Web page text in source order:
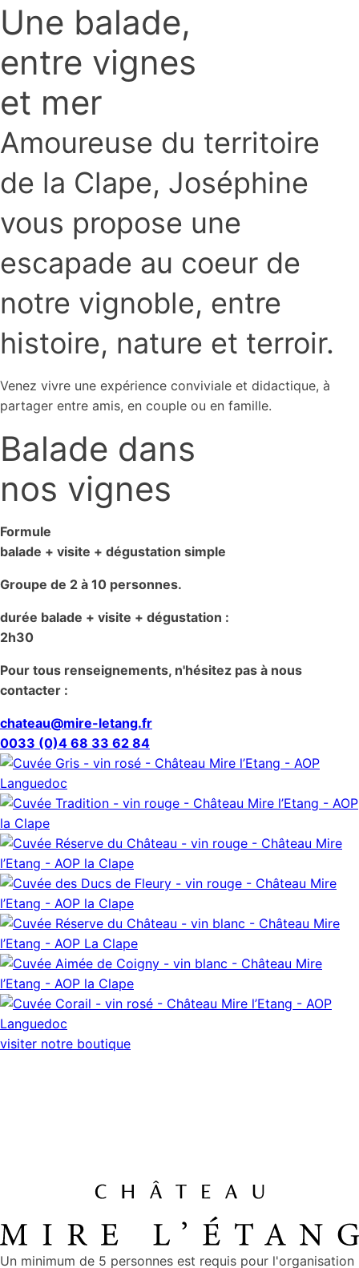
Une balade,
entre vignes
et mer
Amoureuse du territoire
de la Clape, Joséphine
vous propose une
escapade au coeur de
notre vignoble, entre
histoire, nature et terroir.
Venez vivre une expérience conviviale et didactique, à
partager entre amis, en couple ou en famille.
Balade dans
nos vignes
Formule
balade + visite + dégustation simple
Groupe de 2 à 10 personnes.
durée balade + visite + dégustation :
2h30
Pour tous renseignements, n'hésitez pas à nous
contacter :
chateau@mire-letang.fr
0033 (0)4 68 33 62 84
visiter notre boutique
Un minimum de 5 personnes est requis pour l'organisation